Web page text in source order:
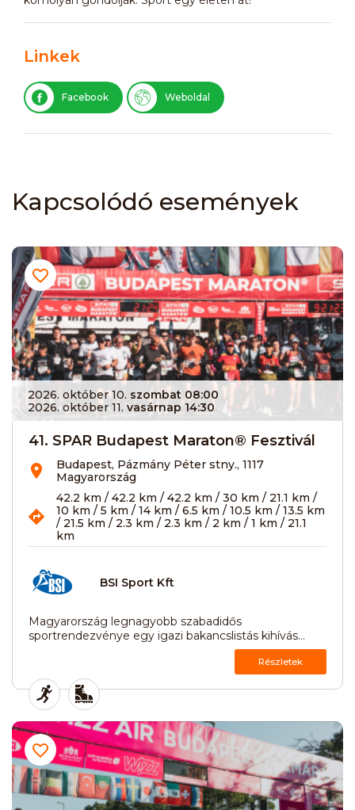
Linkek
Facebook Weboldal
Kapcsolódó események
2026. október 10. szombat 08:00
2026. október 11. vasárnap 14:30
41. SPAR Budapest Maraton® Fesztivál
Budapest, Pázmány Péter stny., 1117
Magyarország
42.2 km / 42.2 km / 42.2 km / 30 km / 21.1 km /
10 km / 5 km / 14 km / 6.5 km / 10.5 km / 13.5 km
/ 21.5 km / 2.3 km / 2.3 km / 2 km / 1 km / 21.1
km
BSI Sport Kft
Magyarország legnagyobb szabadidős
sportrendezvénye egy igazi bakancslistás kihívás...
Részletek